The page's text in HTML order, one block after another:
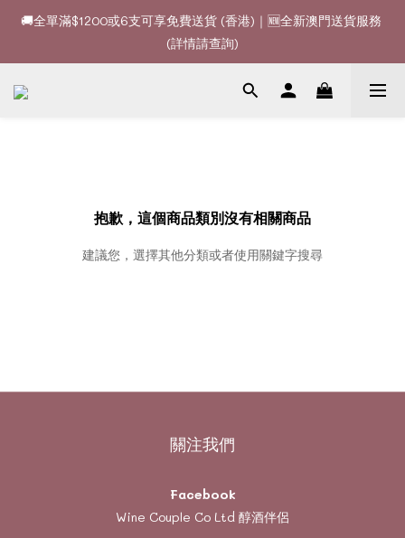
🚚全單滿$1200或6支可享免費送貨 (香港)｜🆕全新澳門送貨服務
(詳情請查詢)
🚚全單滿$1200或6支可享免費送貨 (香港)｜🆕全新澳門送貨服務
(詳情請查詢)
🍷酒款、優惠經常更新，請時刻追蹤我地😊｜🤵👰Wine Couple
抱歉，這個商品類別沒有相關商品
建議您，選擇其他分類或者使用關鍵字搜尋
關注我們
Facebook
Wine Couple Co Ltd 醇酒伴侶